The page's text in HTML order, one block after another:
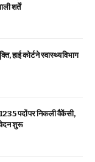
शर्तें
हाई कोर्ट ने स्वास्थ्य विभाग
1235 पदों पर निकली वैकेंसी,
शुरू